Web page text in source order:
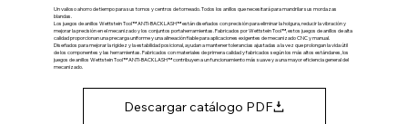
Un valioso ahorro de tiempo para sus tornos y centros de torneado. Todos los anillos que necesitará para mandrilar sus mordazas
blandas.
Los juegos de anillos Wettstein Tool™ ANTI-BACKLASH™ están diseñados con precisión para eliminar la holgura, reducir la vibración y
mejorar la precisión en el mecanizado y los conjuntos portaherramientas. Fabricados por Wettstein Tool™, estos juegos de anillos de alta
calidad proporcionan una precarga uniforme y una alineación fiable para aplicaciones exigentes de mecanizado CNC y manual.
Diseñados para mejorar la rigidez y la estabilidad posicional, ayudan a mantener tolerancias ajustadas a la vez que prolongan la vida útil
de los componentes y las herramientas. Fabricados con materiales de primera calidad y fabricados según los más altos estándares, los
juegos de anillos Wettstein Tool™ ANTI-BACKLASH™ contribuyen a un funcionamiento más suave y a una mayor eficiencia general del
mecanizado.
Descargar catálogo PDF